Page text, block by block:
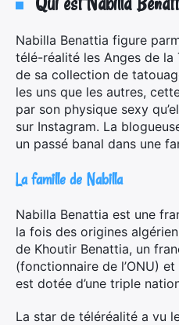
Nabilla Benattia figure
télé-réalité les Anges de la
de sa collection de
les uns que les autres,
par son physique sexy
sur Instagram. La
un passé banal dans une
La famille de Nabilla
Nabilla Benattia est une
la fois des origines
de Khoutir Benattia, un
(fonctionnaire de l’ONU)
est dotée d’une triple
La star de téléréalité a vu